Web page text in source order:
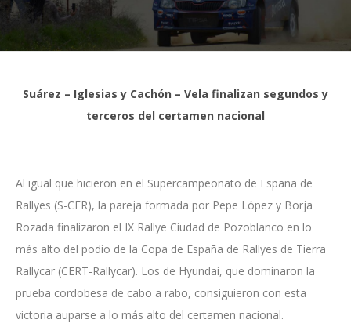
Suárez – Iglesias y Cachón – Vela finalizan segundos y
terceros del certamen nacional
Al igual que hicieron en el Supercampeonato de España de
Rallyes (S-CER), la pareja formada por Pepe López y Borja
Rozada finalizaron el IX Rallye Ciudad de Pozoblanco en lo
más alto del podio de la Copa de España de Rallyes de Tierra
Rallycar (CERT-Rallycar). Los de Hyundai, que dominaron la
prueba cordobesa de cabo a rabo, consiguieron con esta
victoria auparse a lo más alto del certamen nacional.